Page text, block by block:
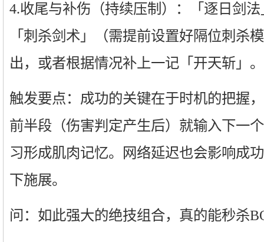
4.收尾与补伤（持续压制）：「逐日剑
「刺杀剑术」（需提前设置好隔位刺杀
出，或者根据情况补上一记「开天斩」。
触发要点：成功的关键在于时机的把握
前半段（伤害判定产生后）就输入下一
习形成肌肉记忆。网络延迟也会影响成
下施展。
问：如此强大的绝技组合，真的能秒杀